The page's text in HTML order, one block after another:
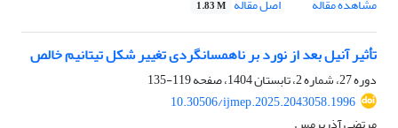
مشاهده مقاله
اصل مقاله 1.83 M
تأثیر آنیل بعد از نورد بر ناهمسانگردی تغییر شکل تیتانیم خالص
دوره 27، شماره 2، تابستان 1404، صفحه
119-135
10.30506/ijmep.2025.2043058.1996